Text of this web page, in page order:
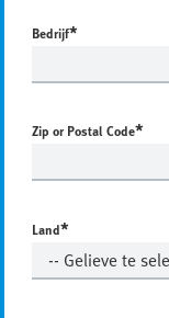
Bedrijf*
Zip or Postal Code*
Land*